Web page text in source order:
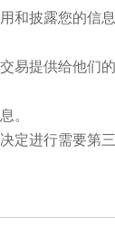
和披露您的信息
易提供给他们
。
定进行需要第